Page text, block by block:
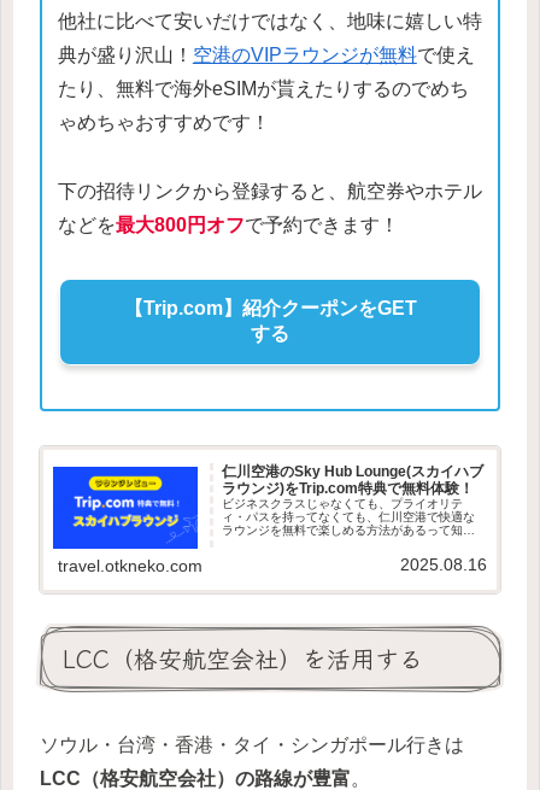
他社に比べて安いだけではなく、地味に嬉しい特
典が盛り沢山！ 空港のVIPラウンジが無料で使え
たり、無料で海外eSIMが貰えたりするのでめち
ゃめちゃおすすめです！
下の招待リンクから登録すると、航空券やホテル
などを最大800円オフで予約できます！
【Trip.com】紹介クーポンをGET
する
仁川空港のSky Hub Lounge(スカイハブ
ラウンジ)をTrip.com特典で無料体験！
ビジネスクラスじゃなくても、プライオリテ
ィ・パスを持ってなくても、仁川空港で快適な
ラウンジを無料で楽しめる方法があるって知っ
ットコムのラウンジ特典を使って、仁川空港タ
travel.otkneko.com 2025.08.16
LCC（格安航空会社）を活用する
ソウル・台湾・香港・タイ・シンガポール行きは
LCC（格安航空会社）の路線が豊富。